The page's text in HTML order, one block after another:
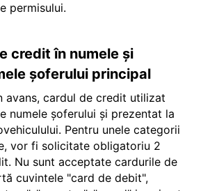
permisului.
credit în numele și
șoferului principal
avans, cardul de credit utilizat
numele șoferului și prezentat la
Pentru unele categorii
vor fi solicitate obligatoriu 2
Nu sunt acceptate cardurile de
cuvintele "card de debit",